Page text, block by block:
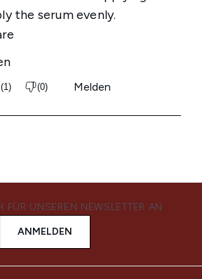
FÜR UNSEREN NEWSLETTER AN
ANMELDEN